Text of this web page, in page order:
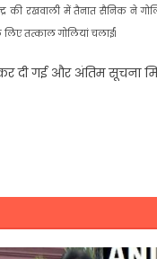
रखवाली में तैनात सैनिक ने
तत्काल गोलियां चलाईं।
दी गई और अंतिम सूचना